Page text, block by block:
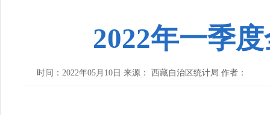
2022年一季
时间：2022年05月10日 来源： 西藏自治区统计局 作者：